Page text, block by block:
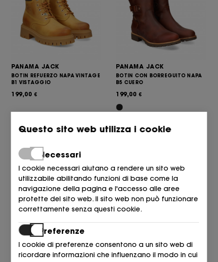
PANAMA JACK
BOTIN REFUERZO NAPA VINTAGE
B1 VISTAGGIO
199,00 €
PANAMA JACK
BOTIN CON BORREGUITO NAPA
B5 CUERO
199,00 €
PANAMA JACK
BOTIN NAPA CUERO B3 Cuero
189,00€ 189,00 €
Questo sito web utilizza i cookie
Necessari
I cookie necessari aiutano a rendere un sito web
utilizzabile abilitando funzioni di base come la
navigazione della pagina e l'accesso alle aree
protette del sito web. Il sito web non può funzionare
correttamente senza questi cookie.
Preferenze
I cookie di preferenze consentono a un sito web di
ricordare informazioni che influenzano il modo in cui